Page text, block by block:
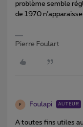
problème semble
de 1970
Pierre Foulart
F Foulapi AUTEUR
A toutes fins utiles